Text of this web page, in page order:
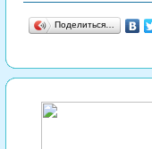
Поделиться…